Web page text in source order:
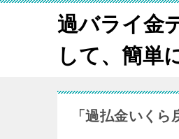
過バライ金
して、簡単
「過払金いく